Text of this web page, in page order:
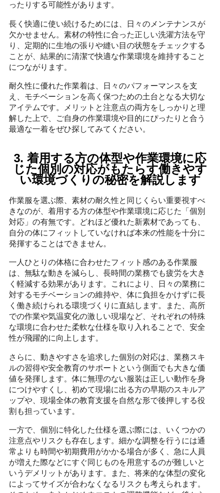
ったりする可能性があります。
長く快適に使い続けるためには、日々のメンテナンスが
欠かせません。素材の特性に合った正しい洗濯方法を守
り、定期的に生地の張りや縫い目の状態をチェックする
ことが、結果的に清潔で快適な作業環境を維持すること
につながります。
耐久性に優れた作業着は、日々のパフォーマンスを支
え、モチベーションを高く保つための土台となる大切な
アイテムです。メリットと注意点の両方をしっかりと理
解した上で、ご自身の作業環境や目的にぴったりと合う
最適な一着をぜひ探してみてください。
3. 着用する方の体型や作業環境に応
じた個別の対応がもたらす働きやす
い環境づくりの秘密を解説します
作業服を選ぶ際、素材の耐久性と同じくらい重要視すべ
きなのが、着用する方の体型や作業環境に応じた「個別
対応」の有無です。どれほど優れた新素材であっても、
自分の体にフィットしていなければ本来の性能を十分に
発揮することはできません。
一人ひとりの体格に合わせたフィット感のある作業服
は、無駄な動きを減らし、長時間の業務でも疲労を大き
く軽減する効果があります。これにより、日々の業務に
対するモチベーションの維持や、体に負担をかけずに長
く働き続けられる環境づくりに直結します。また、高所
での作業や気温変化の激しい現場など、それぞれの特殊
な環境に合わせた柔軟な仕様を取り入れることで、安全
性が飛躍的に向上します。
さらに、動きやすさを追求した個別の対応は、業務スキ
ルの習得や安全教育のサポートという側面でも大きな価
値を発揮します。体に無理のない服装は正しい動作を身
につけやすくし、初めて現場に出る方の早期のスキルア
ップや、現場全体の教育支援を自然な形で後押しする役
割も担っています。
一方で、個別に特化した仕様を選ぶ際には、いくつかの
注意点やリスクも存在します。細かな調整を行うには通
常よりも時間や初期費用がかかる場合が多く、急に人員
が増えた際などにすぐ同じものを用意するのが難しいと
いうデメリットがあります。また、将来的な体型の変化
によってサイズが合わなくなるリスクも考えられます。